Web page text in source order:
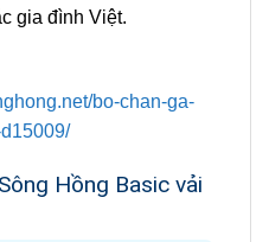
gia đình Việt.
bo-chan-ga-
Hồng Basic vải